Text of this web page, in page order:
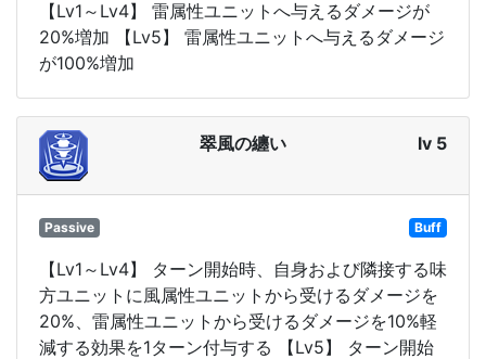
【Lv1～Lv4】 雷属性ユニットへ与えるダメージが
20%増加 【Lv5】 雷属性ユニットへ与えるダメージ
が100%増加
翠風の纏い lv 5
Passive Buff
【Lv1～Lv4】 ターン開始時、自身および隣接する味
方ユニットに風属性ユニットから受けるダメージを
20%、雷属性ユニットから受けるダメージを10%軽
減する効果を1ターン付与する 【Lv5】 ターン開始